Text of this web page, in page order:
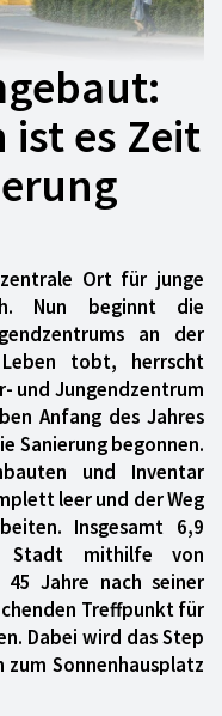
ist es Zeit
Ort für junge
Nun beginnt die
an der
tobt, herrscht
und Jungendzentrum
Anfang des Jahres
Sanierung begonnen.
und Inventar
leer und der Weg
Insgesamt 6,9
Stadt mithilfe von
Jahre nach seiner
Treffpunkt für
Dabei wird das Step
Sonnenhausplatz